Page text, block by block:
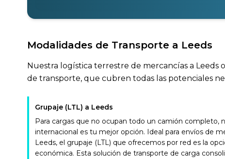
Modalidades de Transporte a Leeds
Nuestra logística terrestre de mercancías a Leeds
de transporte, que cubren todas las potenciales
Grupaje (LTL) a Leeds
Para cargas que no ocupan todo un camión completo,
internacional es tu mejor opción. Ideal para envíos de
Leeds, el grupaje (LTL) que ofrecemos por red es la
económica. Esta solución de transporte de carga